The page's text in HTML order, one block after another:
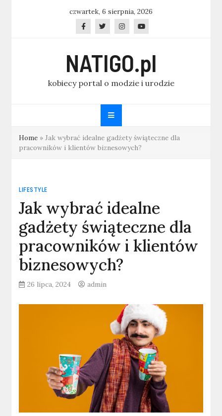
czwartek, 6 sierpnia, 2026
NATIGO.pl
kobiecy portal o modzie i urodzie
Home »Jak wybrać idealne gadżety świąteczne dla
pracowników i klientów biznesowych?
LIFESTYLE
Jak wybrać idealne
gadżety świąteczne dla
pracowników i klientów
biznesowych?
26 lipca, 2024 admin